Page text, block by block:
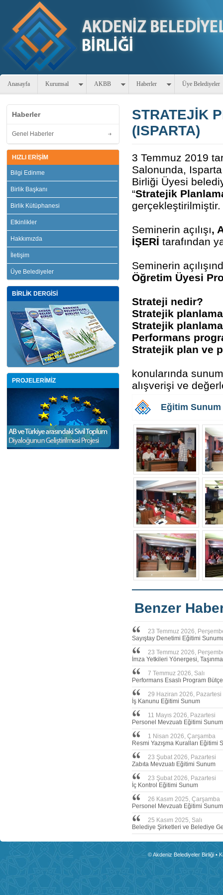
Anasayfa Kurumsal AKBB Haberler Üye Belediyeler
Haberler
Genel Haberler
HIZLI ERİŞİM
Bilgi Edinme
Birlik Başkanı
Birlik Kütüphanesi
Etkinlikler
Hakkımızda
İletişim
Üye Belediyeler
BİRLİK DERGİSİ
PROJELERİMİZ
STRATEJİK
(ISPARTA)
3 Temmuz 2019
Salonunda,
Birliği Üyesi
“Stratejik
gerçekleştirilmiştir.
Seminerin açılışı,
İŞERİ tarafından
Seminerin
Öğretim Üyesi
Strateji nedir?
Stratejik
Stratejik planlama
Performans
Stratejik plan ve
konularında
alışverişi ve
Eğitim Sunum
Benzer
23 Temmuz 2026,
Sayıştay Denetimi Eğitimi
23 Temmuz 2026,
İmza Yetkileri Yönergesi,
7 Temmuz 2026, Salı
Performans Esaslı Program
29 Haziran 2026, Pazartesi
İş Kanunu Eğitimi Sunum
11 Mayıs 2026, Pazartesi
Personel Mevzuatı Eğitimi Sunum
1 Nisan 2026, Çarşamba
Resmi Yazışma Kuralları Eğitimi
23 Şubat 2026, Pazartesi
Zabıta Mevzuatı Eğitimi Sunum
23 Şubat 2026, Pazartesi
İç Kontrol Eğitimi Sunum
26 Kasım 2025, Çarşamba
Personel Mevzuatı Eğitimi Sunum
25 Kasım 2025, Salı
Belediye Şirketleri ve Belediye
© Akdeniz Belediyeler Birliği •